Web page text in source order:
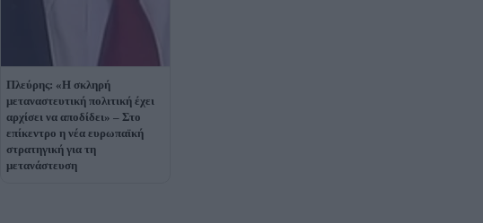
Πλεύρης: «Η σκληρή
μεταναστευτική πολιτική έχει
αρχίσει να αποδίδει» – Στο
επίκεντρο η νέα ευρωπαϊκή
στρατηγική για τη
μετανάστευση